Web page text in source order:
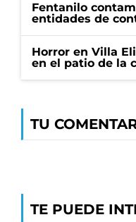
Fentanilo
entidades de
Horror en Villa
en el patio de la
TU
TE PUEDE